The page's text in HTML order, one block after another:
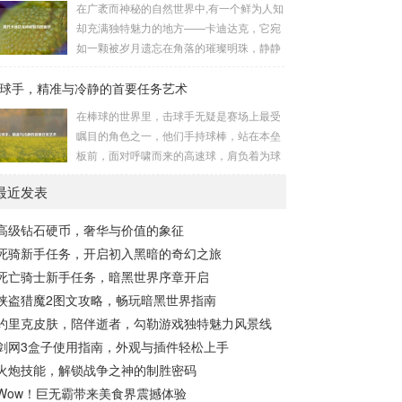
长，无论是在阴森恐怖的地下墓穴，还是在
战火纷飞的前线战场，守...
的势力为了实现其不可告人的目的，秘密设
立的进行生物武器研发和试验的地方，这些
所谓的“工厂”，披着科学研究的外衣，实则
看,生物武器的使用曾经给人类带来过惨痛的
教训，在战争时期，某些国家就曾利用细
菌、病毒...
在广袤而神秘的自然世界中,有一个鲜为人知
却充满独特魅力的地方——卡迪达克，它宛
如一颗被岁月遗忘在角落的璀璨明珠，静静
索者去揭开它那神秘的面纱。 卡迪达克位于
貌，高耸入云的山脉连绵起伏，像是大自然
用巨手堆砌而成的巍峨屏障，山峰上终年积
雪不化，在阳光的照耀下闪耀着刺眼的银
树木种类繁多，高大的乔木遮天蔽日，阳光
只能透过枝叶的缝隙...
手，精准与冷静的首要任务艺术
在棒球的世界里，击球手无疑是赛场上最受
瞩目的角色之一，他们手持球棒，站在本垒
板前，面对呼啸而来的高速球，肩负着为球
心技能，棒球比赛中，投手投出的球速度、
轨迹各不相同，有快速直球、变化莫测的曲
线球，还有刁钻的滑球，击球手需要在极短
的时间内，准确判断球的速度、方向和落
击球手具备出色的视力和反应能力,更需要大
量的训练来培养对球...
近发表
级钻石硬币，奢华与价值的象征
骑新手任务，开启初入黑暗的奇幻之旅
亡骑士新手任务，暗黑世界序章开启
盗猎魔2图文攻略，畅玩暗黑世界指南
里克皮肤，陪伴逝者，勾勒游戏独特魅力风景线
网3盒子使用指南，外观与插件轻松上手
炮技能，解锁战争之神的制胜密码
！巨无霸带来美食界震撼体验